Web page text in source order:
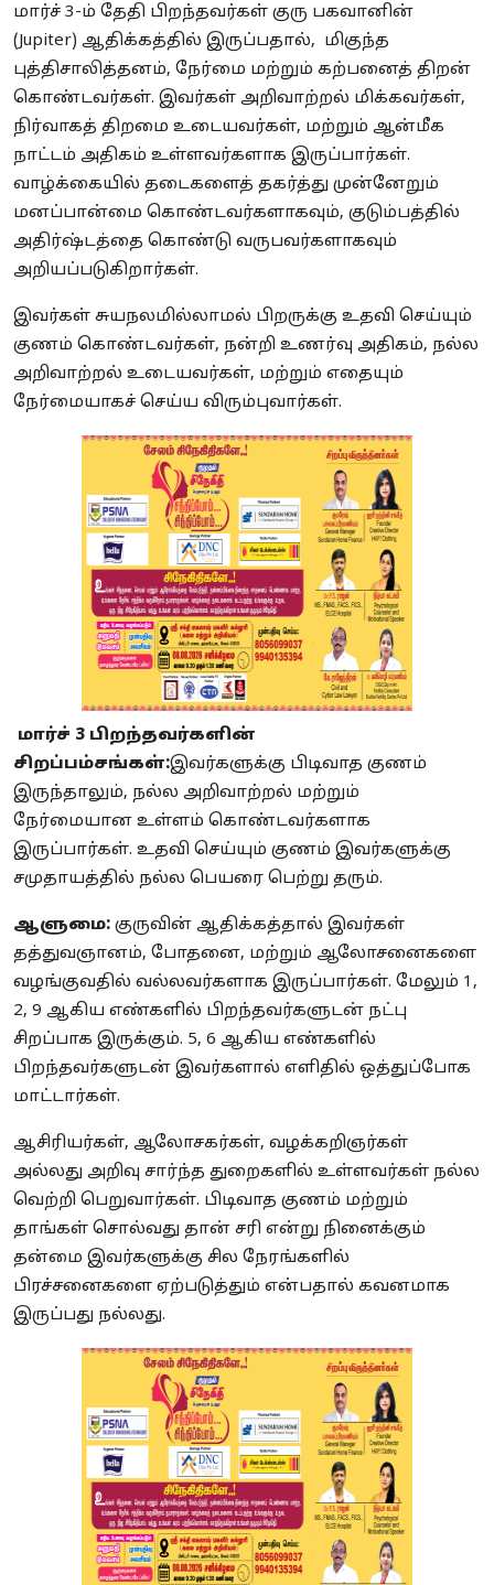
மார்ச் 3-ம் தேதி பிறந்தவர்கள் குரு பகவானின்
(Jupiter) ஆதிக்கத்தில் இருப்பதால், மிகுந்த
புத்திசாலித்தனம், நேர்மை மற்றும் கற்பனைத் திறன்
கொண்டவர்கள். இவர்கள் அறிவாற்றல் மிக்கவர்கள்,
நிர்வாகத் திறமை உடையவர்கள், மற்றும் ஆன்மீக
நாட்டம் அதிகம் உள்ளவர்களாக இருப்பார்கள்.
வாழ்க்கையில் தடைகளைத் தகர்த்து முன்னேறும்
மனப்பான்மை கொண்டவர்களாகவும், குடும்பத்தில்
அதிர்ஷ்டத்தை கொண்டு வருபவர்களாகவும்
அறியப்படுகிறார்கள்.
இவர்கள் சுயநலமில்லாமல் பிறருக்கு உதவி செய்யும்
குணம் கொண்டவர்கள், நன்றி உணர்வு அதிகம், நல்ல
அறிவாற்றல் உடையவர்கள், மற்றும் எதையும்
நேர்மையாகச் செய்ய விரும்புவார்கள்.
மார்ச் 3 பிறந்தவர்களின்
சிறப்பம்சங்கள்:இவர்களுக்கு பிடிவாத குணம்
இருந்தாலும், நல்ல அறிவாற்றல் மற்றும்
நேர்மையான உள்ளம் கொண்டவர்களாக
இருப்பார்கள். உதவி செய்யும் குணம் இவர்களுக்கு
சமுதாயத்தில் நல்ல பெயரை பெற்று தரும்.
ஆளுமை: குருவின் ஆதிக்கத்தால் இவர்கள்
தத்துவஞானம், போதனை, மற்றும் ஆலோசனைகளை
வழங்குவதில் வல்லவர்களாக இருப்பார்கள். மேலும் 1,
2, 9 ஆகிய எண்களில் பிறந்தவர்களுடன் நட்பு
சிறப்பாக இருக்கும். 5, 6 ஆகிய எண்களில்
பிறந்தவர்களுடன் இவர்களால் எளிதில் ஒத்துப்போக
மாட்டார்கள்.
ஆசிரியர்கள், ஆலோசகர்கள், வழக்கறிஞர்கள்
அல்லது அறிவு சார்ந்த துறைகளில் உள்ளவர்கள் நல்ல
வெற்றி பெறுவார்கள். பிடிவாத குணம் மற்றும்
தாங்கள் சொல்வது தான் சரி என்று நினைக்கும்
தன்மை இவர்களுக்கு சில நேரங்களில்
பிரச்சனைகளை ஏற்படுத்தும் என்பதால் கவனமாக
இருப்பது நல்லது.